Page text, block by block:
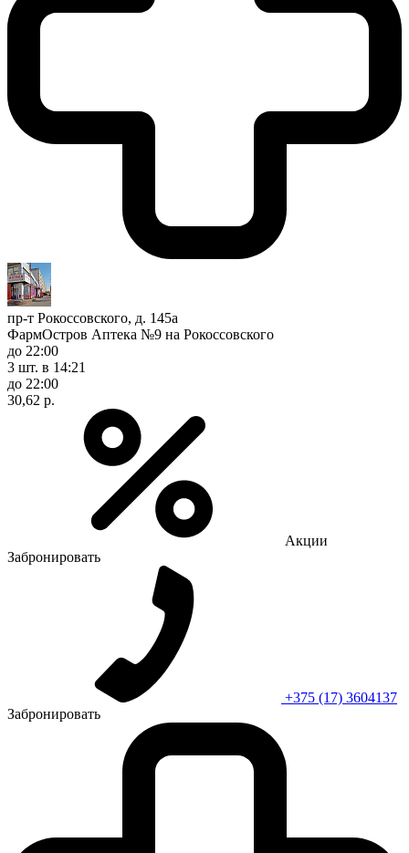
пр-т Рокоссовского, д. 145а
ФармОстров Аптека №9 на Рокоссовского
до 22:00
3 шт. в 14:21
до 22:00
30,62 р.
Акции
Забронировать
+375 (17) 3604137
Забронировать